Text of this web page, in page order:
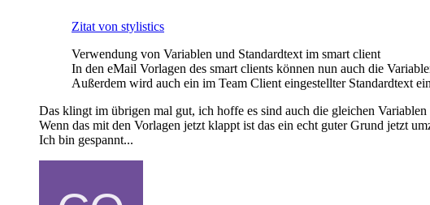
Zitat von stylistics
Verwendung von Variablen und Standardtext im smart client
In den eMail Vorlagen des smart clients können nun auch die
Außerdem wird auch ein im Team Client eingestellter Standardtext
Das klingt im übrigen mal gut, ich hoffe es sind auch die gleichen
Wenn das mit den Vorlagen jetzt klappt ist das ein echt guter Grund jetzt
Ich bin gespannt...